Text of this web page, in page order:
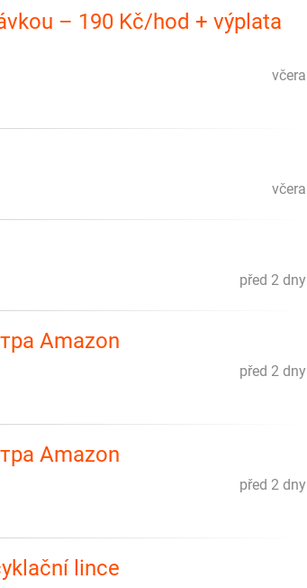
– 190 Kč/hod + výplata
včera
včera
před 2 dny
Amazon
před 2 dny
Amazon
před 2 dny
lince